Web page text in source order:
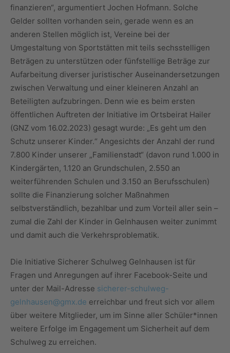
finanzieren“, argumentiert Jochen Hofmann. Solche
Gelder sollten vorhanden sein, gerade wenn es an
anderen Stellen möglich ist, Vereine bei der
Umgestaltung von Sportstätten mit teils sechsstelligen
Beträgen zu unterstützen oder fünfstellige Beträge zur
Aufarbeitung diverser juristischer Auseinandersetzungen
zwischen Verwaltung und einer kleineren Anzahl an
Beteiligten aufzubringen. Denn wie es beim ersten
öffentlichen Auftreten der Initiative im Ortsbeirat Hailer
(GNZ vom 16.02.2023) gesagt wurde: „Es geht um den
Schutz unserer Kinder.“ Angesichts der Anzahl der rund
7.800 Kinder unserer „Familienstadt“ (davon rund 1.000 in
Kindergärten, 1.120 an Grundschulen, 2.550 an
weiterführenden Schulen und 3.150 an Berufsschulen)
sollte die Finanzierung solcher Maßnahmen
selbstverständlich, bezahlbar und zum Vorteil aller sein –
zumal die Zahl der Kinder in Gelnhausen weiter zunimmt
und damit auch die Verkehrsproblematik.
Die Initiative Sicherer Schulweg Gelnhausen ist für
Fragen und Anregungen auf ihrer Facebook-Seite und
unter der Mail-Adresse sicherer-schulweg-
gelnhausen@gmx.de erreichbar und freut sich vor allem
über weitere Mitglieder, um im Sinne aller Schüler*innen
weitere Erfolge im Engagement um Sicherheit auf dem
Schulweg zu erreichen.